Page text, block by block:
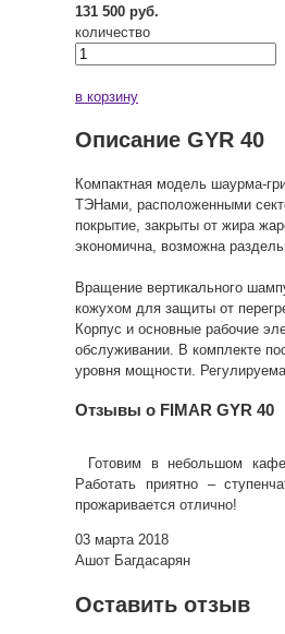
131 500 руб.
количество
в корзину
Описание GYR 40
Компактная модель шаурма-
ТЭНами, расположенными
покрытие, закрыты от жира
экономична, возможна
Вращение вертикального
кожухом для защиты от
Корпус и основные рабочие
обслуживании. В комплекте
уровня мощности.
Отзывы о FIMAR GYR 40
Готовим в небольшом
Работать приятно –
прожаривается отлично!
03 марта 2018
Ашот Багдасарян
Оставить отзыв